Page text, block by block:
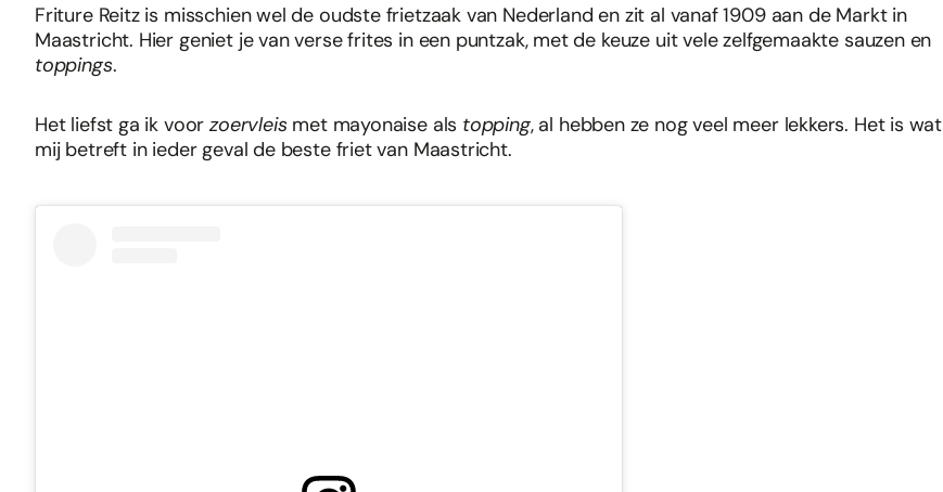
Friture Reitz is misschien wel de oudste frietzaak van Nederland en zit al vanaf 1909 aan de Markt in
Maastricht. Hier geniet je van verse frites in een puntzak, met de keuze uit vele zelfgemaakte sauzen en
toppings.
Het liefst ga ik voorzoervleis met mayonaise als topping, al hebben ze nog veel meer lekkers. Het is wat
mij betreft in ieder geval de beste friet van Maastricht.